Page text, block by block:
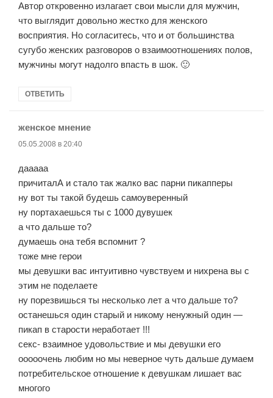
Автор откровенно излагает свои мысли для мужчин,
что выглядит довольно жестко для женского
восприятия. Но согласитесь, что и от большинства
сугубо женских разговоров о взаимоотношениях полов,
мужчины могут надолго впасть в шок. 🙂
ОТВЕТИТЬ
женское мнение
05.05.2008 в 20:40
дааааа
причиталА и стало так жалко вас парни пикапперы
ну вот ты такой будешь самоуверенный
ну портахаешься ты с 1000 дувушек
а что дальше то?
думаешь она тебя вспомнит ?
тоже мне герои
мы девушки вас интуитивно чувствуем и нихрена вы с
этим не поделаете
ну порезвишься ты несколько лет а что дальше то?
останешься один старый и никому ненужный один —
пикап в старости неработает !!!
секс- взаимное удовольствие и мы девушки его
ооооочень любим но мы неверное чуть дальше думаем
потребительское отношение к девушкам лишает вас
многого